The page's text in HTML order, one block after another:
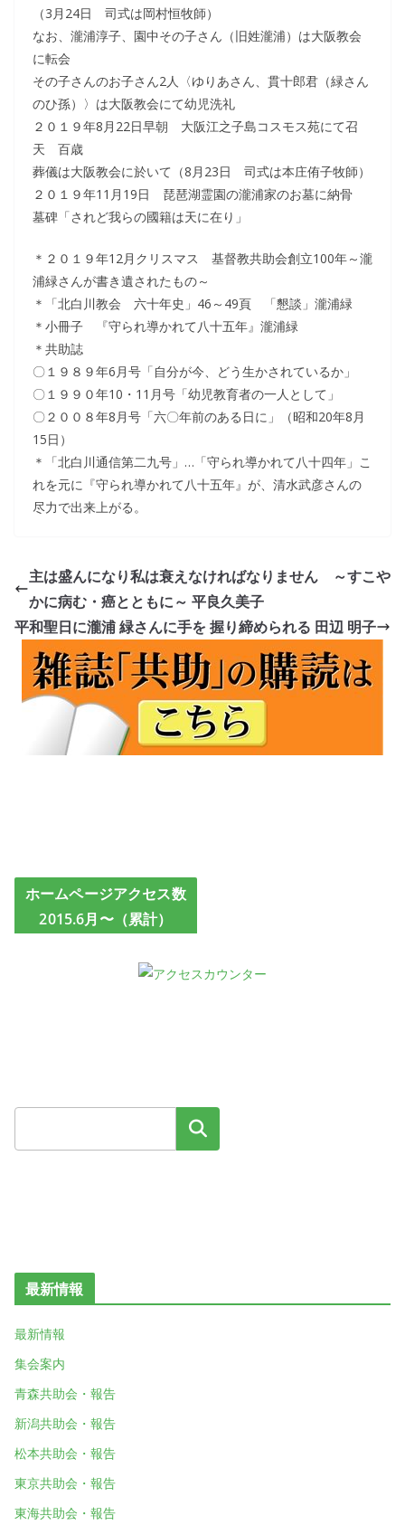
（3月24日 司式は岡村恒牧師）
なお、瀧浦淳子、園中その子さん（旧姓瀧浦）は大阪教会
に転会
その子さんのお子さん2人〈ゆりあさん、貫十郎君（緑さん
のひ孫）〉は大阪教会にて幼児洗礼
２０１９年8月22日早朝 大阪江之子島コスモス苑にて召
天 百歳
葬儀は大阪教会に於いて（8月23日 司式は本庄侑子牧師）
２０１９年11月19日 琵琶湖霊園の瀧浦家のお墓に納骨
墓碑「されど我らの國籍は天に在り」
＊２０１９年12月クリスマス 基督教共助会創立100年～瀧
浦緑さんが書き遺されたもの～
＊「北白川教会 六十年史」46～49頁 「懇談」瀧浦緑
＊小冊子 『守られ導かれて八十五年』瀧浦緑
＊共助誌
〇１９８９年6月号「自分が今、どう生かされているか」
〇１９９０年10・11月号「幼児教育者の一人として」
〇２００８年8月号「六〇年前のある日に」（昭和20年8月
15日）
＊「北白川通信第二九号」…「守られ導かれて八十四年」こ
れを元に『守られ導かれて八十五年』が、清水武彦さんの
尽力で出来上がる。
主は盛んになり私は衰えなければなりません ～すこや
かに病む・癌とともに～ 平良久美子
平和聖日に瀧浦 緑さんに手を 握り締められる 田辺 明子
ホームページアクセス数
2015.6月〜（累計）
検索
最新情報
最新情報
集会案内
青森共助会・報告
新潟共助会・報告
松本共助会・報告
東京共助会・報告
東海共助会・報告